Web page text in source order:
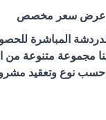
عرض سعر مخصص
المباشرة
متنوعة من
حسب نوع وتعقيد